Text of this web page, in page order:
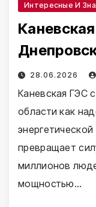
Интересные И
28.06.2026
Каневская ГЭС
области как
превращает
миллионов
мощностью…